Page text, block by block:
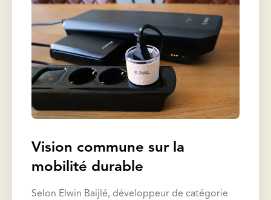
Vision commune sur la
mobilité durable
Selon Elwin Baijlé, développeur de catégorie